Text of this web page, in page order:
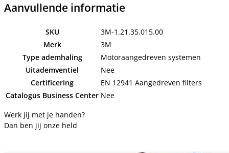
Aanvullende informatie
SKU
3M-1.21.35.015.00
Merk
3M
Type ademhaling
Motoraangedreven systemen
Uitademventiel
Nee
Certificering
EN 12941 Aangedreven filters
Catalogus Business Center Nee
Werk jij met je handen?
Dan ben jij onze held